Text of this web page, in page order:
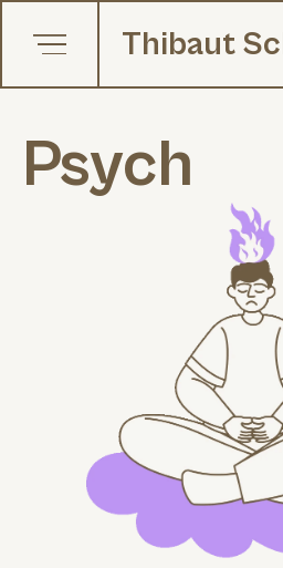
Thibaut
Psych